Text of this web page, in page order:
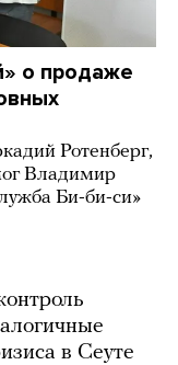
о продаже
Ротенберг,
Владимир
Би-би-си»
в Сеуте